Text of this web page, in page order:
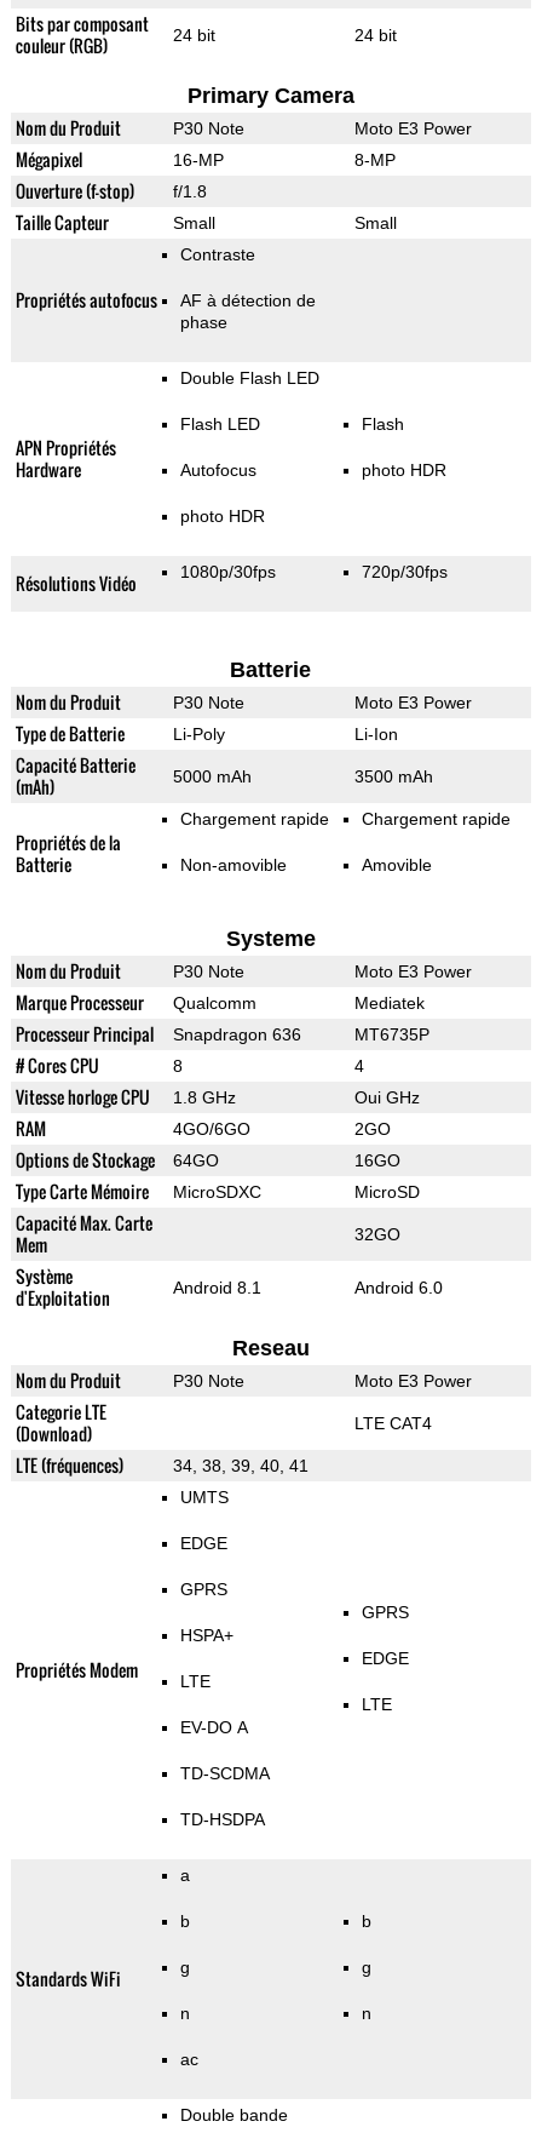
Bits par composant
couleur (RGB)
24 bit 24 bit
Primary Camera
Nom du Produit P30 Note Moto E3 Power
Mégapixel 16-MP 8-MP
Ouverture (f-stop) f/1.8
Taille Capteur Small Small
Propriétés autofocus
Contraste
AF à détection de
phase
APN Propriétés
Hardware
Double Flash LED
Flash LED
Autofocus
photo HDR
Flash
photo HDR
Résolutions Vidéo 1080p/30fps 720p/30fps
Batterie
Nom du Produit P30 Note Moto E3 Power
Type de Batterie Li-Poly Li-Ion
Capacité Batterie
(mAh)
5000 mAh 3500 mAh
Propriétés de la
Batterie
Chargement rapide
Non-amovible
Chargement rapide
Amovible
Systeme
Nom du Produit P30 Note Moto E3 Power
Marque Processeur Qualcomm Mediatek
Processeur Principal Snapdragon 636 MT6735P
# Cores CPU 8 4
Vitesse horloge CPU 1.8 GHz Oui GHz
RAM 4GO/6GO 2GO
Options de Stockage 64GO 16GO
Type Carte Mémoire MicroSDXC MicroSD
Capacité Max. Carte
Mem
32GO
Système
d'Exploitation
Android 8.1 Android 6.0
Reseau
Nom du Produit P30 Note Moto E3 Power
Categorie LTE
(Download)
LTE CAT4
LTE (fréquences) 34, 38, 39, 40, 41
Propriétés Modem
UMTS
EDGE
GPRS
HSPA+
LTE
EV-DO A
TD-SCDMA
TD-HSDPA
GPRS
EDGE
LTE
Standards WiFi
a
b
g
n
ac
b
g
n
Double bande